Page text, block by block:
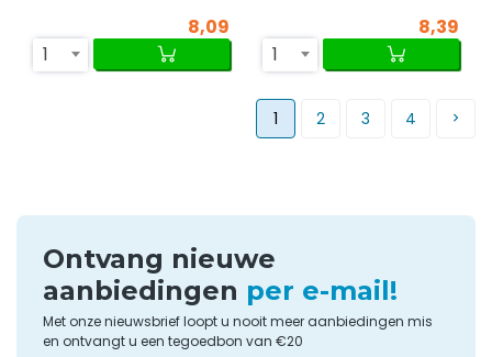
8,09
1
8,39
1
1 2 3 4
Ontvang nieuwe
aanbiedingen per e-mail!
Met onze nieuwsbrief loopt u nooit meer aanbiedingen mis
en ontvangt u een tegoedbon van €20